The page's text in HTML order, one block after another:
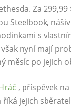
Za 299,99
Steelbook,
s
nyní mají
měsíc po jejich
, příspěvek
říká jejich